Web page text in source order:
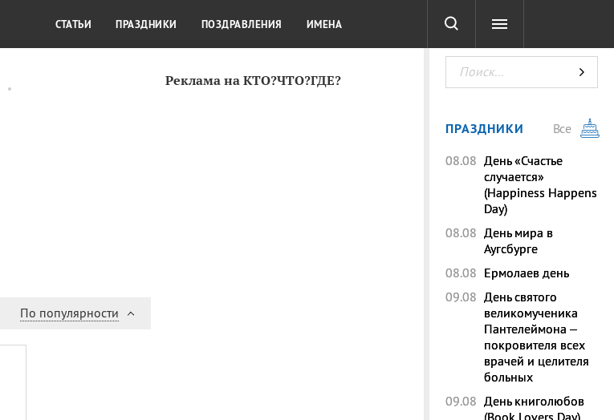
По популярности
Реклама на КТО?ЧТО?ГДЕ?
КУЛЬТУРА КРАСОТА ТЕСТЫ
СТАТЬИ ПРАЗДНИКИ ПОЗДРАВЛЕНИЯ ИМЕНА
ПРАЗДНИКИ
Все
08.08 День «Счастье
случается»
(Happiness Happens
Day)
08.08 День мира в
Аугсбурге
08.08 Ермолаев день
09.08 День святого
великомученика
Пантелеймона –
покровителя всех
врачей и целителя
больных
09.08 День книголюбов
(Book Lovers Day)